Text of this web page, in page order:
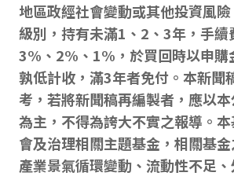
地區政經社會變動或其他投資風
級別，持有未滿1、2、3年，手續
3%、2%、1%，於買回時以申購
孰低計收，滿3年者免付。本新聞
考，若將新聞稿再編製者，應以
為主，不得為誇大不實之報導。
會及治理相關主題基金，相關基
產業景氣循環變動、流動性不足